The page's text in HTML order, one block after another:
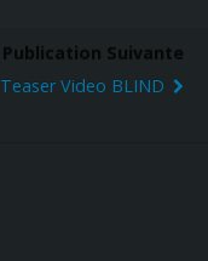
Publication Suivante
Teaser Video BLIND